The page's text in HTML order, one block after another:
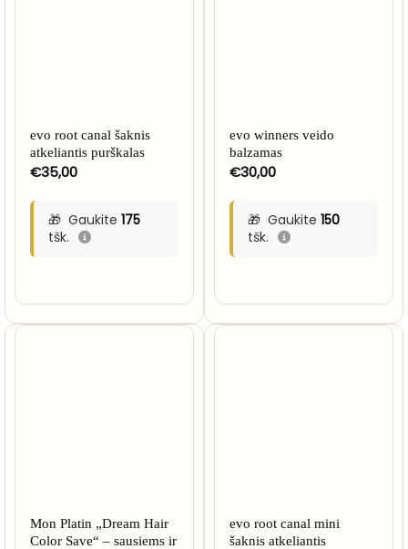
evo root canal šaknis
atkeliantis purškalas
€35,00
Gaukite 175
tšk.
evo winners veido
balzamas
€30,00
Gaukite 150
tšk.
Mon Platin „Dream Hair
Color Save“ – sausiems ir
evo root canal mini
šaknis atkeliantis